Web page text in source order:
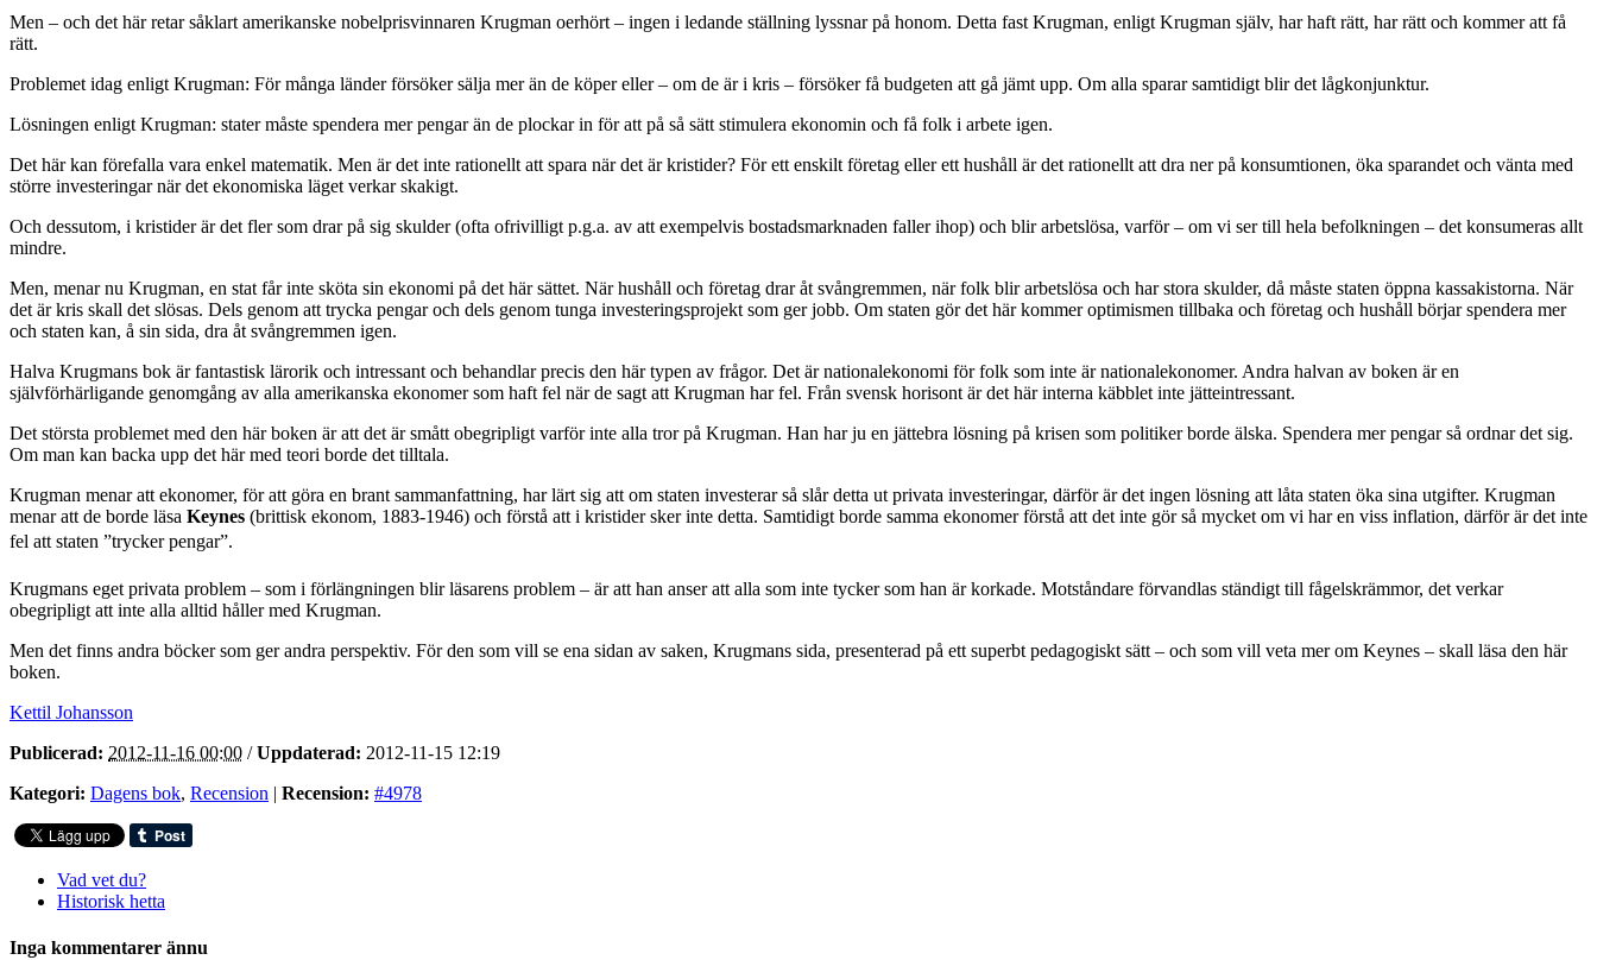
Men – och det här retar såklart amerikanske nobelprisvinnaren Krugman oerhört – ingen i ledande ställning lyssnar på honom. Detta fast Krugman, enligt Krugman själv, har haft rätt, har rätt och kommer att få
rätt.
Problemet idag enligt Krugman: För många länder försöker sälja mer än de köper eller – om de är i kris – försöker få budgeten att gå jämt upp. Om alla sparar samtidigt blir det lågkonjunktur.
Lösningen enligt Krugman: stater måste spendera mer pengar än de plockar in för att på så sätt stimulera ekonomin och få folk i arbete igen.
Det här kan förefalla vara enkel matematik. Men är det inte rationellt att spara när det är kristider? För ett enskilt företag eller ett hushåll är det rationellt att dra ner på konsumtionen, öka sparandet och vänta med
större investeringar när det ekonomiska läget verkar skakigt.
Och dessutom, i kristider är det fler som drar på sig skulder (ofta ofrivilligt p.g.a. av att exempelvis bostadsmarknaden faller ihop) och blir arbetslösa, varför – om vi ser till hela befolkningen – det konsumeras allt
mindre.
Men, menar nu Krugman, en stat får inte sköta sin ekonomi på det här sättet. När hushåll och företag drar åt svångremmen, när folk blir arbetslösa och har stora skulder, då måste staten öppna kassakistorna. När
det är kris skall det slösas. Dels genom att trycka pengar och dels genom tunga investeringsprojekt som ger jobb. Om staten gör det här kommer optimismen tillbaka och företag och hushåll börjar spendera mer
och staten kan, å sin sida, dra åt svångremmen igen.
Halva Krugmans bok är fantastisk lärorik och intressant och behandlar precis den här typen av frågor. Det är nationalekonomi för folk som inte är nationalekonomer. Andra halvan av boken är en
självförhärligande genomgång av alla amerikanska ekonomer som haft fel när de sagt att Krugman har fel. Från svensk horisont är det här interna käbblet inte jätteintressant.
Det största problemet med den här boken är att det är smått obegripligt varför inte alla tror på Krugman. Han har ju en jättebra lösning på krisen som politiker borde älska. Spendera mer pengar så ordnar det sig.
Om man kan backa upp det här med teori borde det tilltala.
Krugman menar att ekonomer, för att göra en brant sammanfattning, har lärt sig att om staten investerar så slår detta ut privata investeringar, därför är det ingen lösning att låta staten öka sina utgifter. Krugman
menar att de borde läsa Keynes (brittisk ekonom, 1883-1946) och förstå att i kristider sker inte detta. Samtidigt borde samma ekonomer förstå att det inte gör så mycket om vi har en viss inflation, därför är det inte
fel att staten ”trycker pengar”.
Krugmans eget privata problem – som i förlängningen blir läsarens problem – är att han anser att alla som inte tycker som han är korkade. Motståndare förvandlas ständigt till fågelskrämmor, det verkar
obegripligt att inte alla alltid håller med Krugman.
Men det finns andra böcker som ger andra perspektiv. För den som vill se ena sidan av saken, Krugmans sida, presenterad på ett superbt pedagogiskt sätt – och som vill veta mer om Keynes – skall läsa den här
boken.
Kettil Johansson
Publicerad: 2012-11-16 00:00 /Uppdaterad: 2012-11-15 12:19
Kategori: Dagens bok, Recension | Recension: #4978
Vad vet du?
Historisk hetta
Inga kommentarer ännu